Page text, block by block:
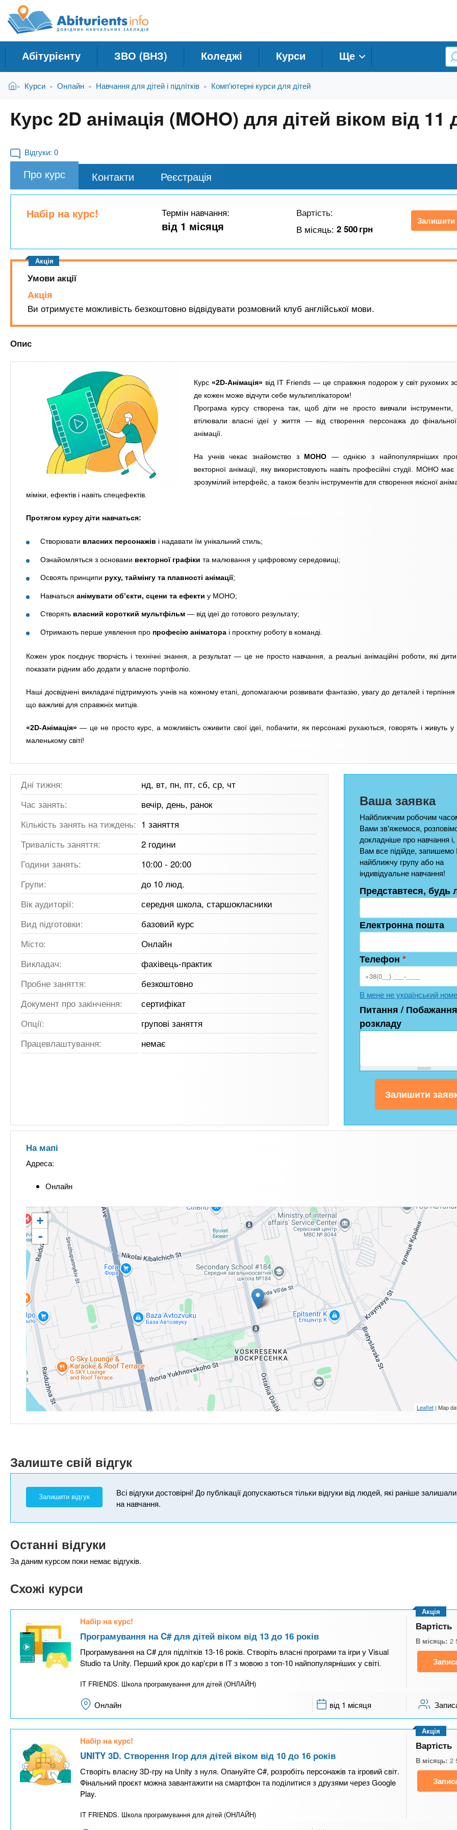
е
и
A
b
i
t
u
r
i
e
n
t
.
i
о
в
н
и
Н
в
ч
л
х
з
а
д
і
в
Абітурієнту ЗВО (ВНЗ) Коледжі Курси Ще
В
у
Головна
» Курси » Онлайн » Навчання для дітей і підлітків » Комп'ютерні курси для дітей
Курс 2D анімація (MOHO) для дітей віком від 11
Відгуки: 0
Про курс Контакти Реєстрація
Набір на курс! Термін навчання:
від 1 місяця
Вартість:
В місяць:2 500грн
Залишити
Умови акції
Акція
Ви отримуєте можливість безкоштовно відвідувати розмовний клуб англійської мови.
Опис
Курс «2D-Анімація» від IT Friends — це справжня подорож у світ рухомих
де кожен може відчути себе мультиплікатором!
Програма курсу створена так, щоб діти не просто вивчали
втілювали власні ідеї у життя — від створення персонажа до фінальної
анімації.
На учнів чекає знайомство з MOHO — однією з найпопулярніших
векторної анімації, яку використовують навіть професійні студії. MOHO має
зрозумілий інтерфейс, а також безліч інструментів для створення якісної
міміки, ефектів і навіть спецефектів.
Протягом курсу діти навчаться:
Створювати власних персонажів і надавати їм унікальний стиль;
Ознайомляться з основами векторної графіки та малювання у цифровому середовищі;
Освоять принципи руху, таймінгу та плавності анімації;
Навчаться анімувати об’єкти, сцени та ефекти у MOHO;
Створять власний короткий мультфільм — від ідеї до готового результату;
Отримають перше уявлення про професію аніматора і проєктну роботу в команді.
Кожен урок поєднує творчість і технічні знання, а результат — це не просто навчання, а реальні анімаційні роботи, які
показати рідним або додати у власне портфоліо.
Наші досвідчені викладачі підтримують учнів на кожному етапі, допомагаючи розвивати фантазію, увагу до деталей і терпіння
що важливі для справжніх митців.
«2D-Анімація» — це не просто курс, а можливість оживити свої ідеї, побачити, як персонажі рухаються, говорять і живуть
маленькому світі!
Дні тижня:
нд, вт, пн, пт, сб, ср, чт
Час занять:
вечір, день, ранок
Кількість занять на тиждень: 1 заняття
Тривалість заняття:
2 години
Години занять:
10:00 - 20:00
Групи:
до 10 люд.
Вік аудиторії:
середня школа, старшокласники
Вид підготовки:
базовий курс
Місто:
Онлайн
Викладач:
фахівець-практик
Пробне заняття:
безкоштовно
Документ про закінчення:
сертифікат
Опції:
групові заняття
Працевлаштування:
немає
Ваша заявка
Найближчим робочим
Вами зв'яжемося,
докладніше про навчання
Вам все підійде, запишемо
найближчу групу або на
індивідуальне навчання!
Представтеся, будь
Електронна пошта
Телефон *
В мене не український
Питання /
розкладу
На мапі
Адреса:
Онлайн
+
-
Leaflet | Map
Залиште свій відгук
Залишити відгук
Всі відгуки достовірні! До публікації допускаються тільки відгуки від людей, які раніше
на навчання.
Останні відгуки
За даним курсом поки немає відгуків.
Схожі курси
Набір на курс!
Програмування на C# для дітей віком від 13 до 16 років
Програмування на C# для підлітків 13-16 років. Створіть власні програми та ігри у Visual
Studio та Unity. Перший крок до кар'єри в IT з мовою з топ-10 найпопулярніших у світі.
IT FRIENDS. Школа програмування для дітей (ОНЛАЙН)
Акція
Вартість
В місяць: 2
Онлайн від 1 місяця
Набір на курс!
UNITY 3D. Створення Ігор для дітей віком від 10 до 16 років
Створіть власну 3D-гру на Unity з нуля. Опануйте C#, розробіть персонажів та ігровий світ.
Фінальний проєкт можна завантажити на смартфон та поділитися з друзями через Google
Play.
IT FRIENDS. Школа програмування для дітей (ОНЛАЙН)
Акція
Вартість
В місяць: 2